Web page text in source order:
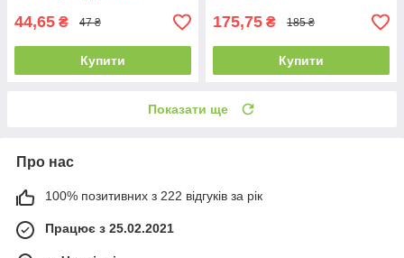
44,65 ₴ 47 ₴
Купити
175,75 ₴ 185 ₴
Купити
Показати ще
Про нас
100% позитивних з 222 відгуків за рік
Працює з 25.02.2021